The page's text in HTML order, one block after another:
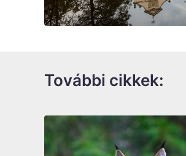
További cikkek: